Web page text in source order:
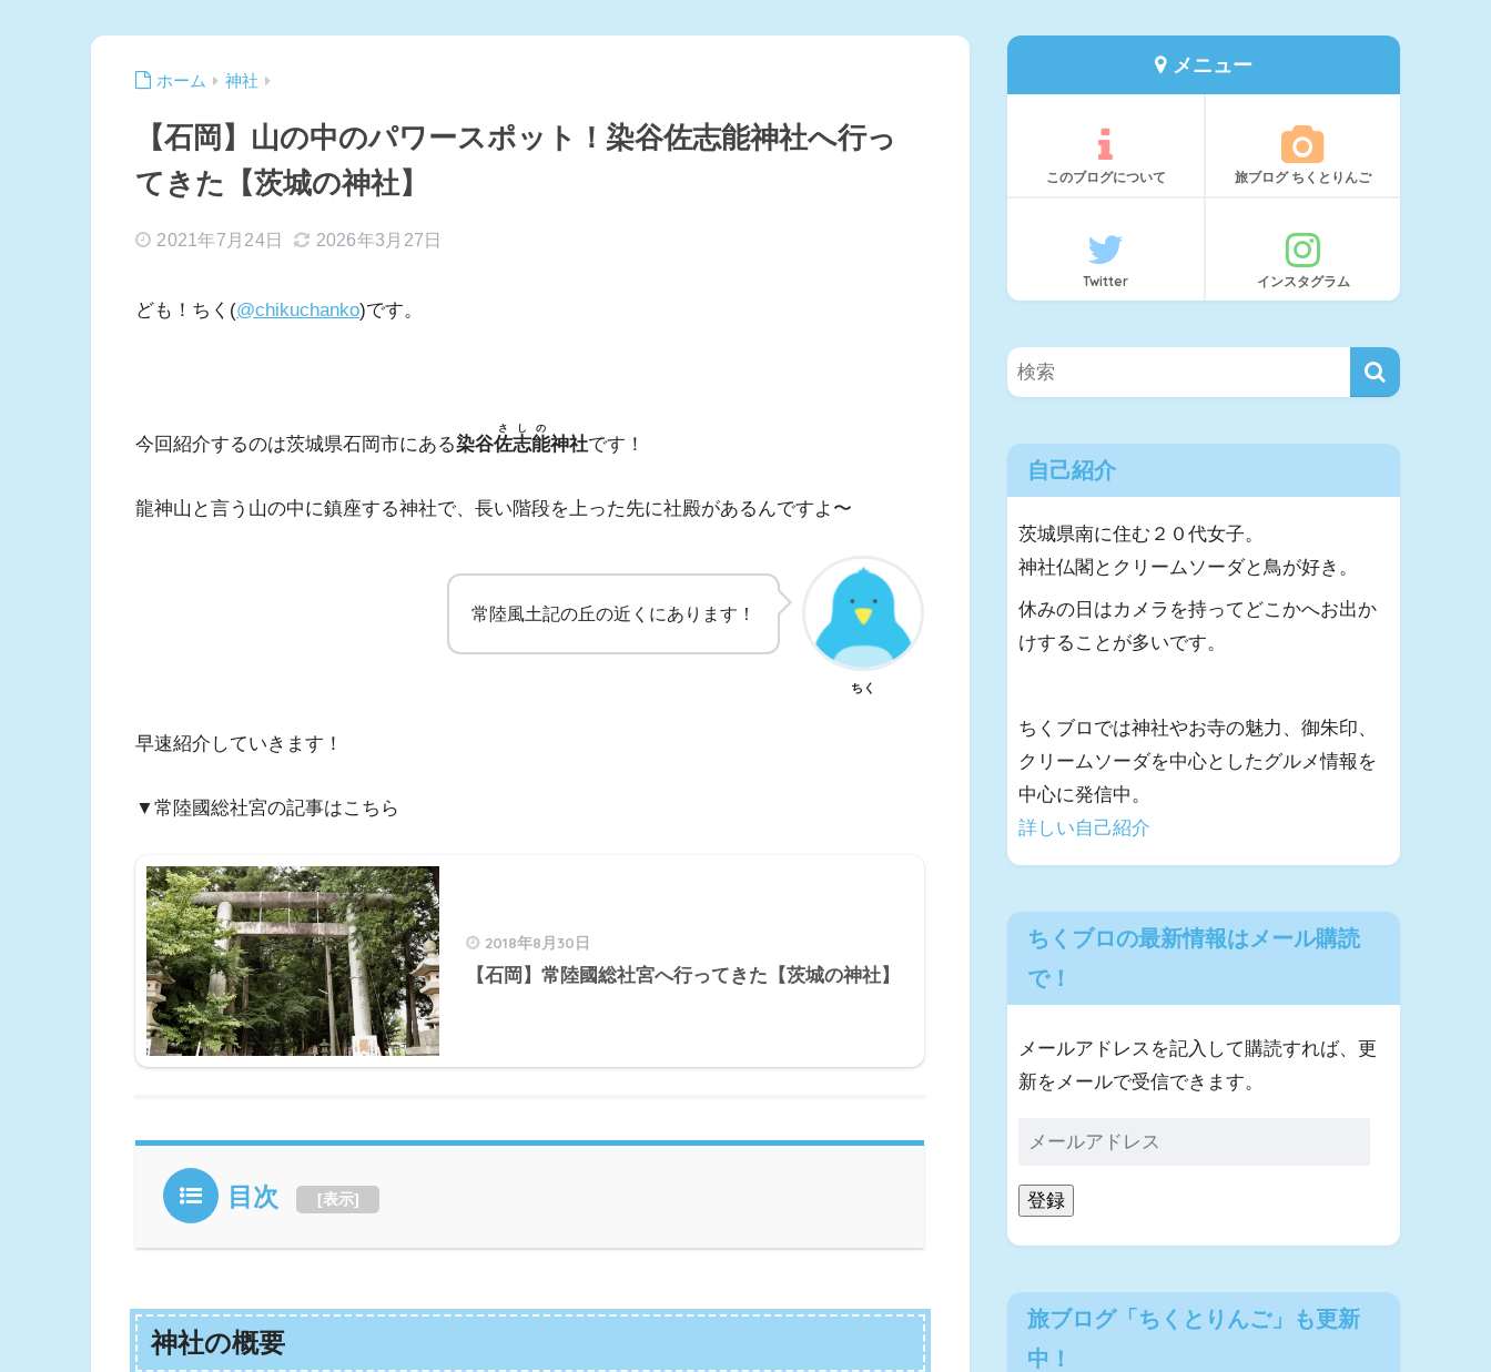
ホーム 神社
【石岡】山の中のパワースポット！染谷佐志能神社へ行っ
てきた【茨城の神社】
2021年7月24日 2026年3月27日
ども！ちく(@chikuchanko)です。
今回紹介するのは茨城県石岡市にある染谷佐志能
さしの
神社です！
龍神山と言う山の中に鎮座する神社で、長い階段を上った先に社殿があるんですよ〜
常陸風土記の丘の近くにあります！
ちく
早速紹介していきます！
▼常陸國総社宮の記事はこちら
2018年8月30日
【石岡】常陸國総社宮へ行ってきた【茨城の神社】
目次 [表示]
神社の概要
メニュー
このブログについて 旅ブログ ちくとりんご
Twitter インスタグラム
自己紹介
茨城県南に住む２０代女子。
神社仏閣とクリームソーダと鳥が好き。
休みの日はカメラを持ってどこかへお出か
けすることが多いです。
ちくブロでは神社やお寺の魅力、御朱印、
クリームソーダを中心としたグルメ情報を
中心に発信中。
詳しい自己紹介
ちくブロの最新情報はメール購読
で！
メールアドレスを記入して購読すれば、更
新をメールで受信できます。
登録
旅ブログ「ちくとりんご」も更新
中！